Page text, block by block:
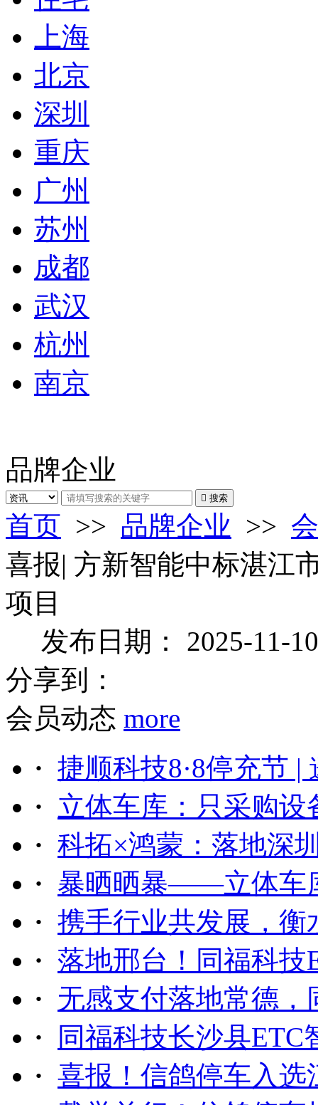
上海
北京
深圳
重庆
广州
苏州
成都
武汉
杭州
南京
品牌企业
 搜索
首页 >> 品牌企业 >>
喜报| 方新智能中标湛江
项目
发布日期： 2025-11-10
分享到：
会员动态 more
· 捷顺科技8·8停充节 |
· 立体车库：只采购
· 科拓×鸿蒙：落地深
· 暴晒晒暴——立体车
· 携手行业共发展，
· 落地邢台！同福科技
· 无感支付落地常德
·
同福科技长沙县
· 喜报！信鸽停车入